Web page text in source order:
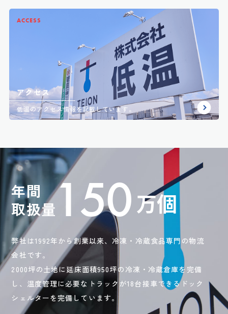
ACCESS
アクセス
低温のアクセス情報を記載しています。
年間
取扱量150万個
弊社は1992年から創業以来、冷凍・冷蔵食品専門の物流
会社です。
2000坪の土地に延床面積950坪の冷凍・冷蔵倉庫を完備
し、温度管理に必要なトラックが18台接車できるドック
シェルターを完備しています。